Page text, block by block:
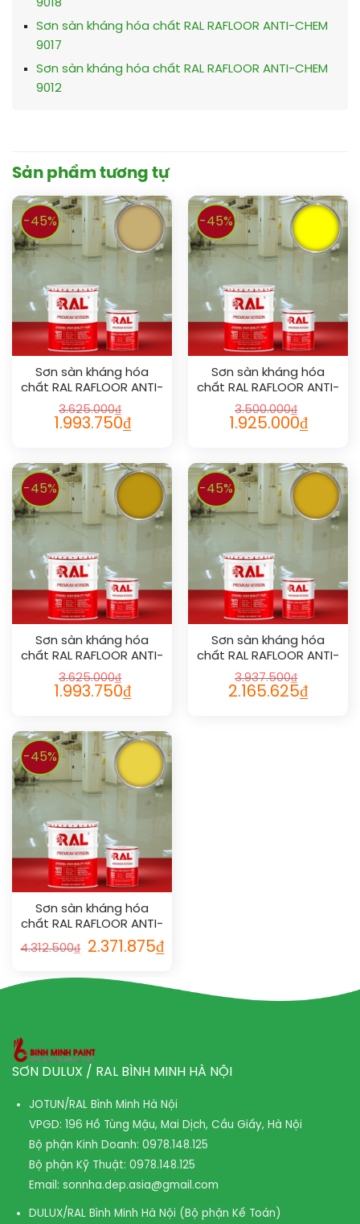
9018
Sơn sàn kháng hóa chất RAL RAFLOOR ANTI-CHEM
9017
Sơn sàn kháng hóa chất RAL RAFLOOR ANTI-CHEM
9012
Sản phẩm tương tự
-45%
Sơn sàn kháng hóa
chất RAL RAFLOOR ANTI-
CHEM 1002
3.625.000₫
1.993.750₫
-45%
Sơn sàn kháng hóa
chất RAL RAFLOOR ANTI-
CHEM 1026
3.500.000₫
1.925.000₫
-45%
Sơn sàn kháng hóa
chất RAL RAFLOOR ANTI-
CHEM 1005
3.625.000₫
1.993.750₫
-45%
Sơn sàn kháng hóa
chất RAL RAFLOOR ANTI-
CHEM 1032
3.937.500₫
2.165.625₫
-45%
Sơn sàn kháng hóa
chất RAL RAFLOOR ANTI-
CHEM 1018
4.312.500₫ 2.371.875₫
SƠN DULUX / RAL BÌNH MINH HÀ NỘI
JOTUN/RAL Bình Minh Hà Nội
VPGD: 196 Hồ Tùng Mậu, Mai Dịch, Cầu Giấy, Hà Nội
Bộ phận Kinh Doanh: 0978.148.125
Bộ phận Kỹ Thuật: 0978.148.125
Email: sonnha.dep.asia@gmail.com
DULUX/RAL Bình Minh Hà Nội (Bộ phận Kế Toán)